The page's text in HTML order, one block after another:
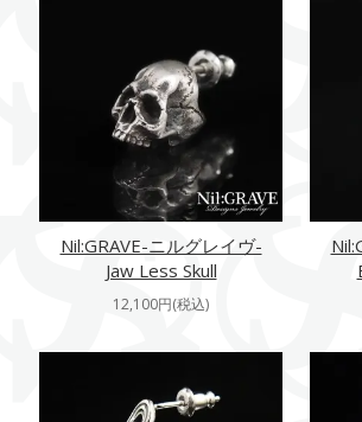
Nil:GRAVE-ニルグレイヴ-
Jaw Less Skull
12,100円(税込)